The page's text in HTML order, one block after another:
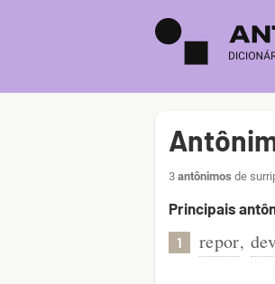
3 antônimos de
Principais
1 repor,